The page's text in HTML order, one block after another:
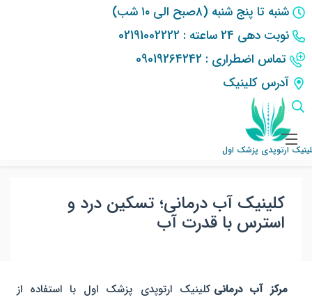
شنبه تا پنج شنبه (۸صبح الی ۱۰ شب)
نوبت دهی 24 ساعته : 02191002222
تماس اضطراری : 09019264242
آدرس کلینیک
ارتوپدی پزشک اول
کلینیک ارتوپدی پزشک اول
کلینیک آب‌ درمانی؛ تسکین درد و استرس با قدرت آب
کلینیک آب‌ درمانی؛ تسکین درد و
استرس با قدرت آب
مرکز آب درمانی کلینیک ارتوپدی پزشک اول با استفاده از